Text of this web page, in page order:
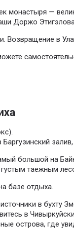
монастыря —
Доржо
Возвращение в
большой на
таежным
базе отдыха.
в бухту
в
острова, где